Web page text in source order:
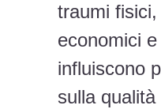
traumi
economici
influiscono
sulla